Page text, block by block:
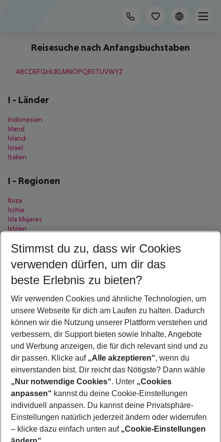
Reisesuche nach Anfangsbuchstaben
ABCDEFGHIJKL MNOPQRSTUVWYZ
I - Länder
Indonesien
Irland
Island
Israel
Italien
I - Regionen
Ibiza
Ischia
Isla Mujeres
Istrien
-Städte
Ialysos
Illetas
Imerovigli
Incekum
Islantilla
Istanbul
Ixia
Izmir
Footer
Footer navigation
Über uns
AGB
Bestpreisgarantie
Stimmst du zu, dass wir Cookies
verwenden dürfen, um dir das
beste Erlebnis zu bieten?
Wir verwenden Cookies und ähnliche Technologien, um
unsere Webseite für dich am Laufen zu halten. Dadurch
können wir die Nutzung unserer Plattform verstehen und
verbessern, dir Support bieten sowie Inhalte, Angebote
und Werbung anzeigen, die für dich relevant sind und zu
dir passen. Klicke auf „Alle akzeptieren“, wenn du
einverstanden bist. Dir reicht das Nötigste? Dann wähle
„Nur notwendige Cookies“. Unter „Cookies
anpassen“ kannst du deine Cookie-Einstellungen
individuell anpassen. Du kannst deine Privatsphäre-
Einstellungen natürlich jederzeit ändern oder widerrufen
– klicke dazu einfach unten auf „Cookie-Einstellungen